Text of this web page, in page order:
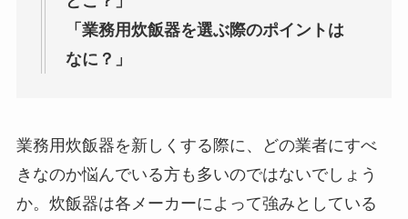
「業務用炊飯器を選ぶ際のポイントは
なに？」
業務用炊飯器を新しくする際に、どの業者にすべ
きなのか悩んでいる方も多いのではないでしょう
か。炊飯器は各メーカーによって強みとしている